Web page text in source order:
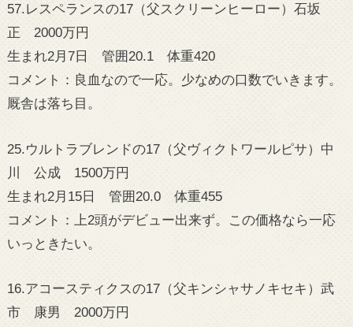
57.レスペランスの17（父スクリーンヒーロー）石坂
正 2000万円
生まれ2月7日 管囲20.1 体重420
コメント：良血なので一応。少なめの口数でいきます。
厩舎は落ち目。
25.ウルトラブレンドの17（父ヴィクトワールピサ）中
川 公成 1500万円
生まれ2月15日 管囲20.0 体重455
コメント：上2頭がデビュー出来ず。この価格なら一応
いっときたい。
16.アコースティクスの17（父キンシャサノキセキ）武
市 康男 2000万円